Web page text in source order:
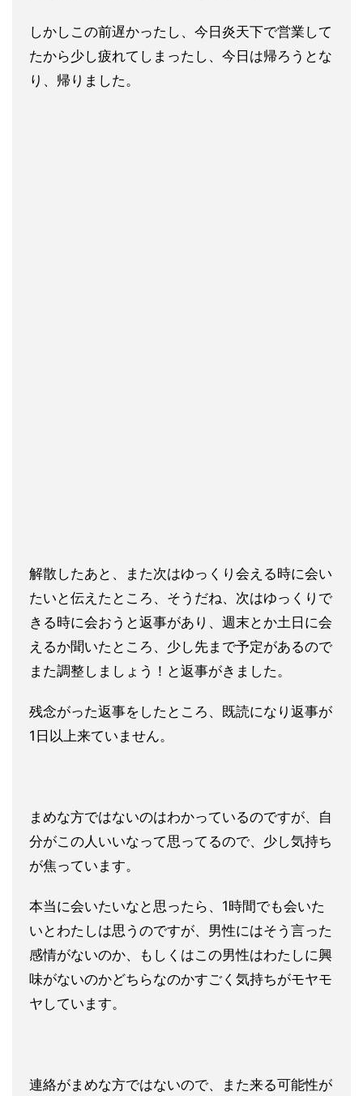
しかしこの前遅かったし、今日炎天下で営業して
たから少し疲れてしまったし、今日は帰ろうとな
り、帰りました。
解散したあと、また次はゆっくり会える時に会い
たいと伝えたとこ ろ、そうだね、次はゆっくりで
きる時に会おうと返事があり、週末とか土日に会
えるか聞いたところ、少し先まで予定があるので
また調整しましょう！と返事がきました。
残念がった返事をしたところ、既読になり返事が
1日以上来ていま せん。
まめな方ではないのはわかっているのですが、自
分がこの人いいなって思ってるので、少し気持ち
が焦っています。
本当に会いたいなと思ったら、1時間でも会いた
いとわたしは思う のですが、男性にはそう言った
感情がないのか、もしくはこの男性はわたしに興
味がないのかどちらなのかすごく気持ちがモヤモ
ヤしています。
連絡がまめな方ではないので、また来る可能性が